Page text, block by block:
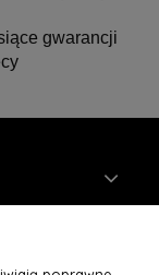
gwarancji